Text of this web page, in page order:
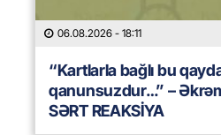
06.08.2026 - 18:11
“Kartlarla bağlı bu
qanunsuzdur…” –
SƏRT REAKSİYA